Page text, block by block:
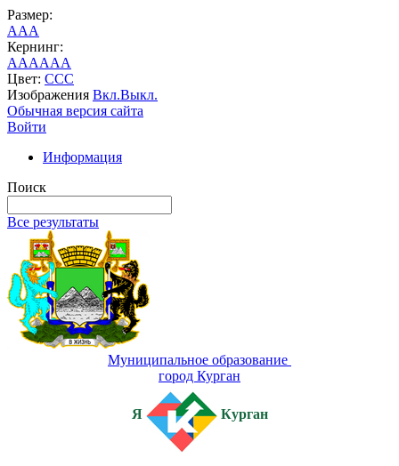
Размер:
AAA
Кернинг:
AAAAAA
Цвет: CCC
Изображения Вкл.Выкл.
Обычная версия сайта
Войти
Информация
Поиск
Все результаты
Муниципальное образование
город Курган
Я Курган